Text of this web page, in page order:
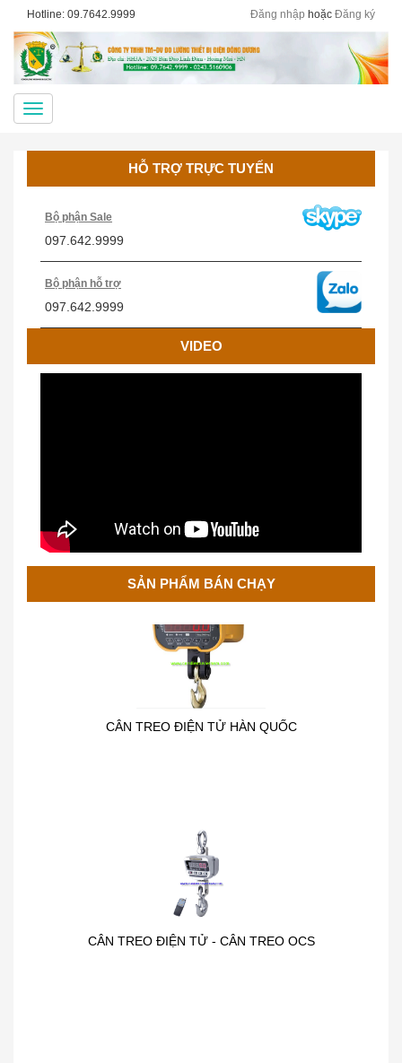
Hotline: 09.7642.9999 Đăng nhập hoặc Đăng ký
Menu
HỖ TRỢ TRỰC TUYẾN
Bộ phận Sale
097.642.9999
Bộ phận hỗ trợ
097.642.9999
VIDEO
SẢN PHẨM BÁN CHẠY
CÂN TREO ĐIỆN TỬ HÀN QUỐC
CÂN TREO ĐIỆN TỬ - CÂN TREO OCS